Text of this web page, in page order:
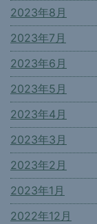
2023年8月
2023年7月
2023年6月
2023年5月
2023年4月
2023年3月
2023年2月
2023年1月
2022年12月